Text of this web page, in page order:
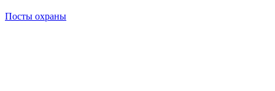
Посты охраны